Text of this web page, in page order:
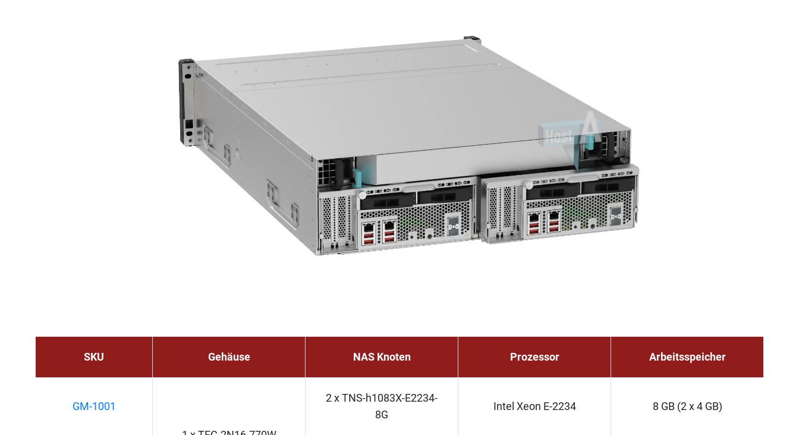
SKU Gehäuse NAS Knoten Prozessor Arbeitsspeicher
GM-1001
2 x TNS-h1083X-E2234-
8G
Intel Xeon E-2234 8 GB (2 x 4 GB)